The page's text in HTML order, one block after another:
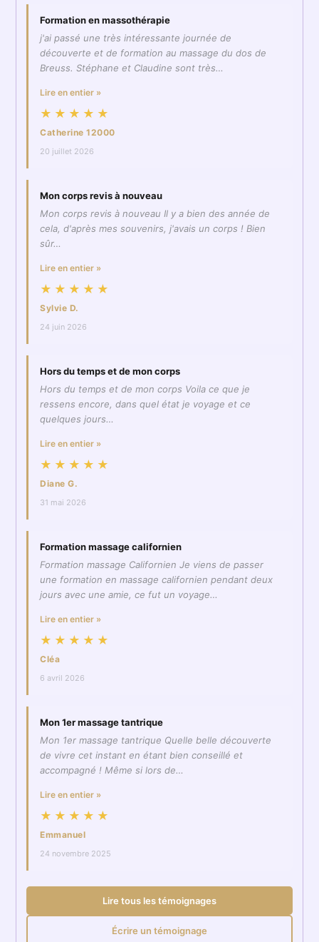
Formation en massothérapie
j'ai passé une très intéressante journée de
découverte et de formation au massage du dos de
Breuss. Stéphane et Claudine sont très…
Lire en entier »
★★★★★
Catherine 12000
20 juillet 2026
Mon corps revis à nouveau
Mon corps revis à nouveau Il y a bien des année de
cela, d'après mes souvenirs, j'avais un corps ! Bien
sûr…
Lire en entier »
★★★★★
Sylvie D.
24 juin 2026
Hors du temps et de mon corps
Hors du temps et de mon corps Voila ce que je
ressens encore, dans quel état je voyage et ce
quelques jours…
Lire en entier »
★★★★★
Diane G.
31 mai 2026
Formation massage californien
Formation massage Californien Je viens de passer
une formation en massage californien pendant deux
jours avec une amie, ce fut un voyage…
Lire en entier »
★★★★★
Cléa
6 avril 2026
Mon 1er massage tantrique
Mon 1er massage tantrique Quelle belle découverte
de vivre cet instant en étant bien conseillé et
accompagné ! Même si lors de…
Lire en entier »
★★★★★
Emmanuel
24 novembre 2025
Lire tous les témoignages
Écrire un témoignage